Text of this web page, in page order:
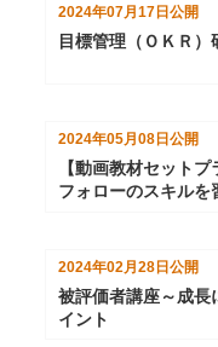
2024年07月17日 公開
目標管理（ＯＫＲ）
2024年05月08日 公開
【動画教材セット
フォローのスキルを
2024年02月28日公開
被評価者講座～成長
イント